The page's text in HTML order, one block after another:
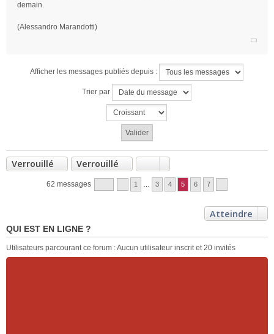
l
demain.
(Alessandro Marandotti)
Afficher les messages publiés depuis :
Trier par
Verrouillé Verrouillé
62 messages 1 3 4 5 6 7
Atteindre
QUI EST EN LIGNE ?
Utilisateurs parcourant ce forum : Aucun utilisateur inscrit et 20 invités